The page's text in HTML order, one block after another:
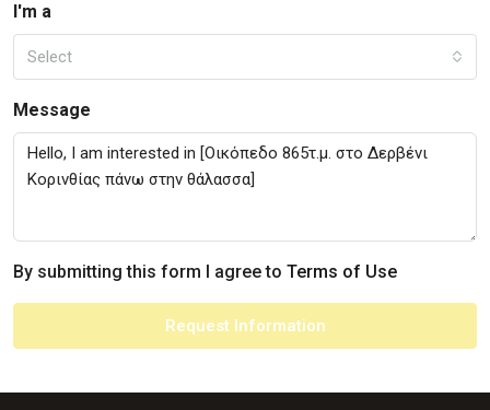
I'm a
Select
Message
By submitting this form I agree to Terms of Use
Request Information